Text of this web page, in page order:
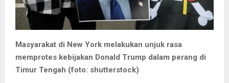
Masyarakat di New York melakukan unjuk rasa
memprotes kebijakan Donald Trump dalam perang di
Timur Tengah (foto: shutterstock)